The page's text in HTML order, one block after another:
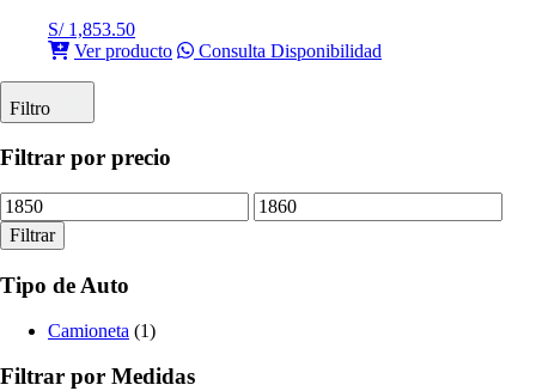
S/1,853.50
Ver producto
Consulta Disponibilidad
Filtro
Filtrar por precio
Precio
mínimo
Precio
máximo
Filtrar
Tipo de Auto
Camioneta (1)
Filtrar por Medidas